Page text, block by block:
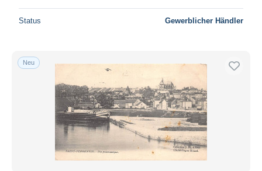
Status Gewerblicher Händler
Neu